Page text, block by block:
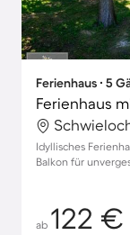
Ferienhaus ∙ 5
Idyllisches
Balkon für
ab 122 €